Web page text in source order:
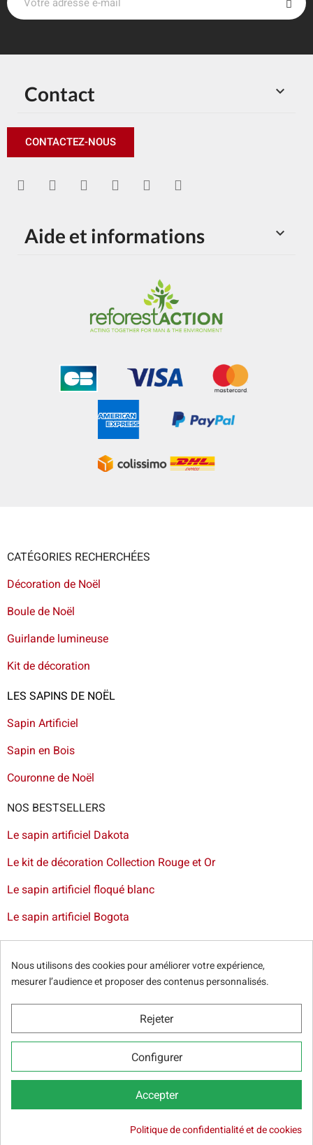
 AJOUTER AU PANIER

Contact
CONTACTEZ-NOUS

Aide et informations
CATÉGORIES RECHERCHÉES
Décoration de Noël
Boule de Noël
Guirlande lumineuse
Kit de décoration
LES SAPINS DE NOËL
Sapin Artificiel
Sapin en Bois
Couronne de Noël
NOS BESTSELLERS
Le sapin artificiel Dakota
Le kit de décoration Collection Rouge et Or
Le sapin artificiel floqué blanc
Le sapin artificiel Bogota
Paris-Livraison de votre sapin à Nantes-Livraison de
sapin artificiel à Bordeaux
© Sapins.fr 2025 -Conditions générales-Politique de
Cookie Relevé-
Nous utilisons des cookies pour améliorer votre expérience,
mesurer l’audience et proposer des contenus personnalisés.
Rejeter
Configurer
Accepter
Politique de confidentialité et de cookies